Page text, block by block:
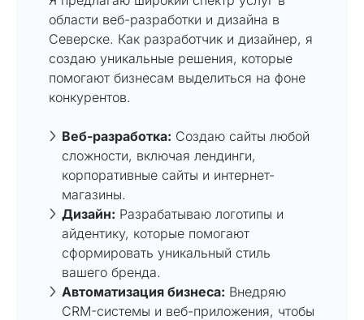
области веб-разработки и дизайна в
Северске. Как разработчик и дизайнер, я
создаю уникальные решения, которые
помогают бизнесам выделиться на фоне
конкурентов.
Веб-разработка: Создаю сайты любой
сложности, включая лендинги,
корпоративные сайты и интернет-
магазины.
Дизайн: Разрабатываю логотипы и
айдентику, которые помогают
сформировать уникальный стиль
вашего бренда.
Автоматизация бизнеса: Внедряю
CRM-системы и веб-приложения, чтобы